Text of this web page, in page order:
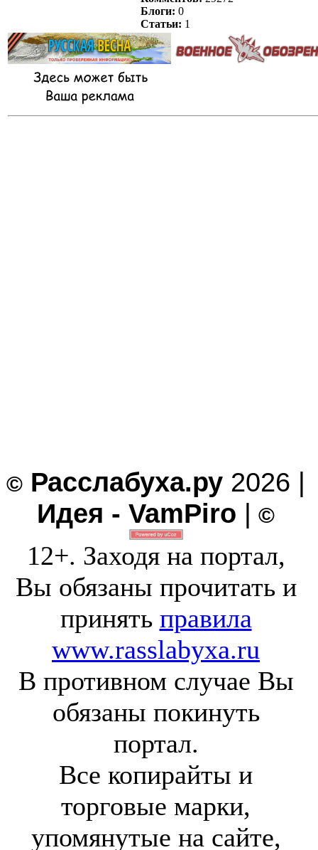
Блоги: 0
Статьи: 1
© Расслабуха.ру 2026 |
Идея - VamPiro | ©
12+. Заходя на портал,
Вы обязаны прочитать и
принять правила
www.rasslabyxa.ru
В противном случае Вы
обязаны покинуть
портал.
Все копирайты и
торговые марки,
упомянутые на сайте,